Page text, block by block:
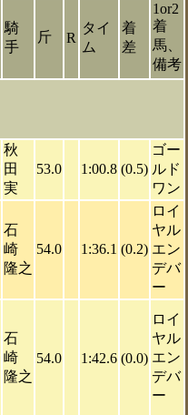
騎
手
斤 R
タイ
ム
着
差
1or2
着
馬、
備考
秋
田
実
53.0 1:00.8 (0.5)
ゴー
ルド
ワン
石
崎
隆之
54.0 1:36.1 (0.2)
ロイ
ヤル
エン
デバ
ー
石
崎
隆之
54.0 1:42.6 (0.0)
ロイ
ヤル
エン
デバ
ー